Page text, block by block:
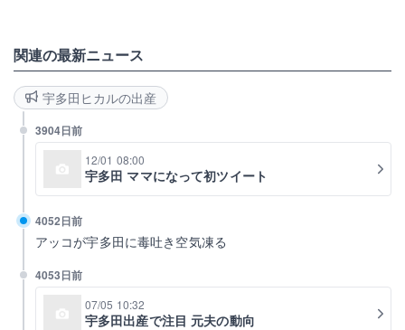
関連の最新ニュース
宇多田ヒカルの出産
3904日前
12/01 08:00
宇多田 ママになって初ツイート
4052日前
アッコが宇多田に毒吐き空気凍る
4053日前
07/05 10:32
宇多田出産で注目 元夫の動向